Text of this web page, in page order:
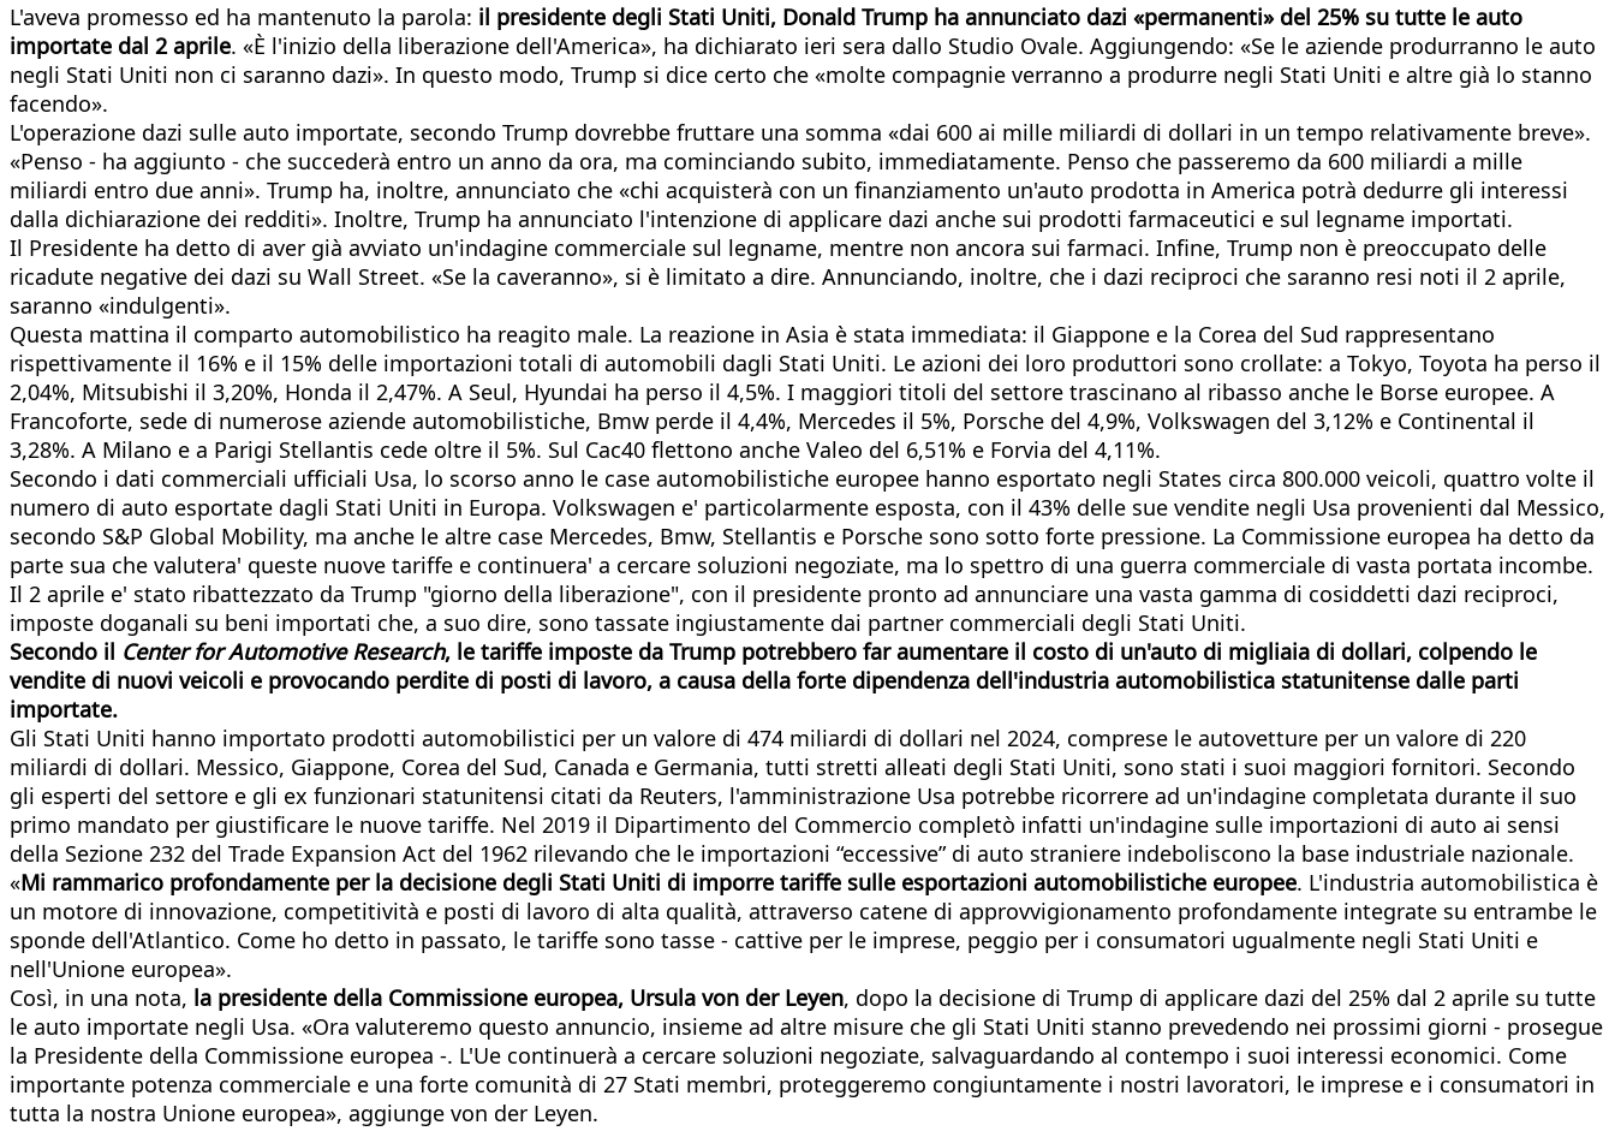
L'aveva promesso ed ha mantenuto la parola: il presidente degli Stati Uniti, Donald Trump ha annunciato dazi «permanenti» del 25% su tutte le auto
importate dal 2 aprile. «È l'inizio della liberazione dell'America», ha dichiarato ieri sera dallo Studio Ovale. Aggiungendo: «Se le aziende produrranno le auto
negli Stati Uniti non ci saranno dazi». In questo modo, Trump si dice certo che «molte compagnie verranno a produrre negli Stati Uniti e altre già lo stanno
facendo».
L'operazione dazi sulle auto importate, secondo Trump dovrebbe fruttare una somma «dai 600 ai mille miliardi di dollari in un tempo relativamente breve».
«Penso - ha aggiunto - che succederà entro un anno da ora, ma cominciando subito, immediatamente. Penso che passeremo da 600 miliardi a mille
miliardi entro due anni». Trump ha, inoltre, annunciato che «chi acquisterà con un finanziamento un'auto prodotta in America potrà dedurre gli interessi
dalla dichiarazione dei redditi». Inoltre, Trump ha annunciato l'intenzione di applicare dazi anche sui prodotti farmaceutici e sul legname importati.
Il Presidente ha detto di aver già avviato un'indagine commerciale sul legname, mentre non ancora sui farmaci. Infine, Trump non è preoccupato delle
ricadute negative dei dazi su Wall Street. «Se la caveranno», si è limitato a dire. Annunciando, inoltre, che i dazi reciproci che saranno resi noti il 2 aprile,
saranno «indulgenti».
Questa mattina il comparto automobilistico ha reagito male. La reazione in Asia è stata immediata: il Giappone e la Corea del Sud rappresentano
rispettivamente il 16% e il 15% delle importazioni totali di automobili dagli Stati Uniti. Le azioni dei loro produttori sono crollate: a Tokyo, Toyota ha perso il
2,04%, Mitsubishi il 3,20%, Honda il 2,47%. A Seul, Hyundai ha perso il 4,5%. I maggiori titoli del settore trascinano al ribasso anche le Borse europee. A
Francoforte, sede di numerose aziende automobilistiche, Bmw perde il 4,4%, Mercedes il 5%, Porsche del 4,9%, Volkswagen del 3,12% e Continental il
3,28%. A Milano e a Parigi Stellantis cede oltre il 5%. Sul Cac40 flettono anche Valeo del 6,51% e Forvia del 4,11%.
Secondo i dati commerciali ufficiali Usa, lo scorso anno le case automobilistiche europee hanno esportato negli States circa 800.000 veicoli, quattro volte il
numero di auto esportate dagli Stati Uniti in Europa. Volkswagen e' particolarmente esposta, con il 43% delle sue vendite negli Usa provenienti dal Messico,
secondo S&P Global Mobility, ma anche le altre case Mercedes, Bmw, Stellantis e Porsche sono sotto forte pressione. La Commissione europea ha detto da
parte sua che valutera' queste nuove tariffe e continuera' a cercare soluzioni negoziate, ma lo spettro di una guerra commerciale di vasta portata incombe.
Il 2 aprile e' stato ribattezzato da Trump "giorno della liberazione", con il presidente pronto ad annunciare una vasta gamma di cosiddetti dazi reciproci,
imposte doganali su beni importati che, a suo dire, sono tassate ingiustamente dai partner commerciali degli Stati Uniti.
Secondo il Center for Automotive Research, le tariffe imposte da Trump potrebbero far aumentare il costo di un'auto di migliaia di dollari, colpendo le
vendite di nuovi veicoli e provocando perdite di posti di lavoro, a causa della forte dipendenza dell'industria automobilistica statunitense dalle parti
importate.
Gli Stati Uniti hanno importato prodotti automobilistici per un valore di 474 miliardi di dollari nel 2024, comprese le autovetture per un valore di 220
miliardi di dollari. Messico, Giappone, Corea del Sud, Canada e Germania, tutti stretti alleati degli Stati Uniti, sono stati i suoi maggiori fornitori. Secondo
gli esperti del settore e gli ex funzionari statunitensi citati da Reuters, l'amministrazione Usa potrebbe ricorrere ad un'indagine completata durante il suo
primo mandato per giustificare le nuove tariffe. Nel 2019 il Dipartimento del Commercio completò infatti un'indagine sulle importazioni di auto ai sensi
della Sezione 232 del Trade Expansion Act del 1962 rilevando che le importazioni “eccessive” di auto straniere indeboliscono la base industriale nazionale.
«Mi rammarico profondamente per la decisione degli Stati Uniti di imporre tariffe sulle esportazioni automobilistiche europee. L'industria automobilistica è
un motore di innovazione, competitività e posti di lavoro di alta qualità, attraverso catene di approvvigionamento profondamente integrate su entrambe le
sponde dell'Atlantico. Come ho detto in passato, le tariffe sono tasse - cattive per le imprese, peggio per i consumatori ugualmente negli Stati Uniti e
nell'Unione europea».
Così, in una nota, la presidente della Commissione europea, Ursula von der Leyen, dopo la decisione di Trump di applicare dazi del 25% dal 2 aprile su tutte
le auto importate negli Usa. «Ora valuteremo questo annuncio, insieme ad altre misure che gli Stati Uniti stanno prevedendo nei prossimi giorni - prosegue
la Presidente della Commissione europea -. L'Ue continuerà a cercare soluzioni negoziate, salvaguardando al contempo i suoi interessi economici. Come
importante potenza commerciale e una forte comunità di 27 Stati membri, proteggeremo congiuntamente i nostri lavoratori, le imprese e i consumatori in
tutta la nostra Unione europea», aggiunge von der Leyen.